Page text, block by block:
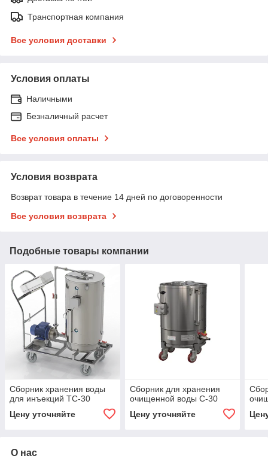
Транспортная компания
Все условия доставки
Условия оплаты
Наличными
Безналичный расчет
Все условия оплаты
Условия возврата
Возврат товара в течение 14 дней по договоренности
Все условия возврата
Подобные товары компании
Сборник хранения воды
для инъекций ТС-30
Цену уточняйте
Сборник для хранения
очищенной воды С-30
Цену уточняйте
О нас